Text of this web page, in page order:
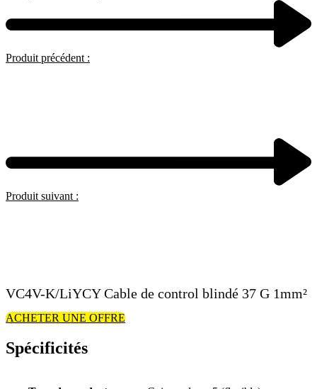
Produit précédent :
Produit suivant :
VC4V-K/LiYCY Cable de control blindé 37 G 1mm²
ACHETER UNE OFFRE
Spécificités